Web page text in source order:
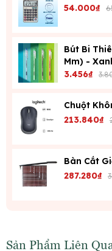
54.000₫
Bút Bi
Mm) -
3.456₫
Chuột
213.840₫
Bàn Cắt
287.280₫
Sản Phẩm Liên